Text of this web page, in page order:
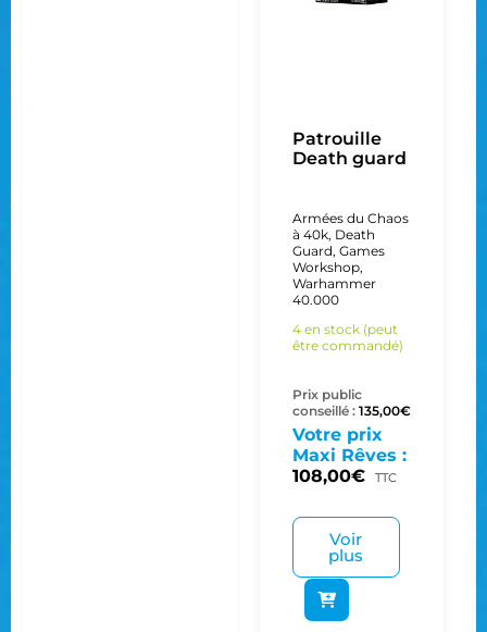
Patrouille
Death guard
Armées du Chaos
à 40k, Death
Guard, Games
Workshop,
Warhammer
40.000
4 en stock (peut
être commandé)
Prix public
conseillé : 135,00€
Votre prix
Maxi Rêves :
108,00€ TTC
Voir
plus